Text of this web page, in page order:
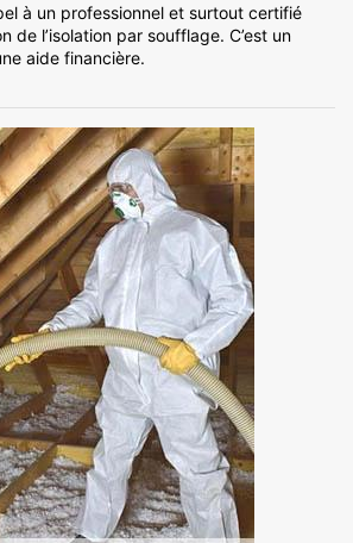
à un professionnel et surtout certifié
de l’isolation par soufflage. C’est un
aide financière.